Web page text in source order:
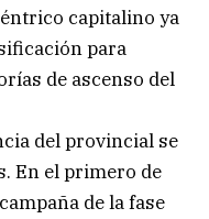
capitalino ya
para
de ascenso del
del provincial se
En el primero de
de la fase